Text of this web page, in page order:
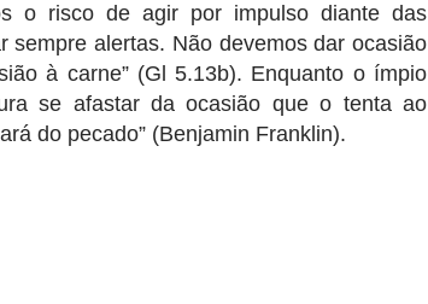
o risco de agir por impulso diante das
sempre alertas. Não devemos dar ocasião
à carne” (Gl 5.13b). Enquanto o ímpio
se afastar da ocasião que o tenta ao
do pecado” (Benjamin Franklin).